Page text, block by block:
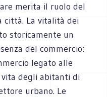
merita il ruolo del
città. La vitalità dei
storicamente un
del commercio:
legato alle
degli abitanti di
urbano. Le